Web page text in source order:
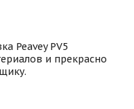
Peavey PV5
и прекрасно